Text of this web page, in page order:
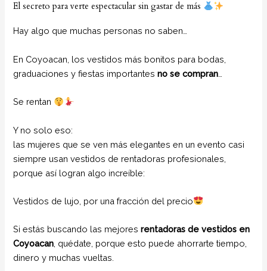
El secreto para verte espectacular sin gastar de más
Hay algo que muchas personas no saben…
En Coyoacan, los vestidos más bonitos para bodas,
graduaciones y fiestas importantesno se compran
Se rentan
Y no solo eso:
las mujeres que se ven más elegantes en un evento casi
siempre usan vestidos de rentadoras profesionales,
porque así logran algo increíble:
Vestidos de lujo, por una fracción del precio
Si estás buscando las mejoresrentadoras de vestidos en
Coyoacan , quédate, porque esto puede ahorrarte tiempo,
dinero y muchas vueltas.